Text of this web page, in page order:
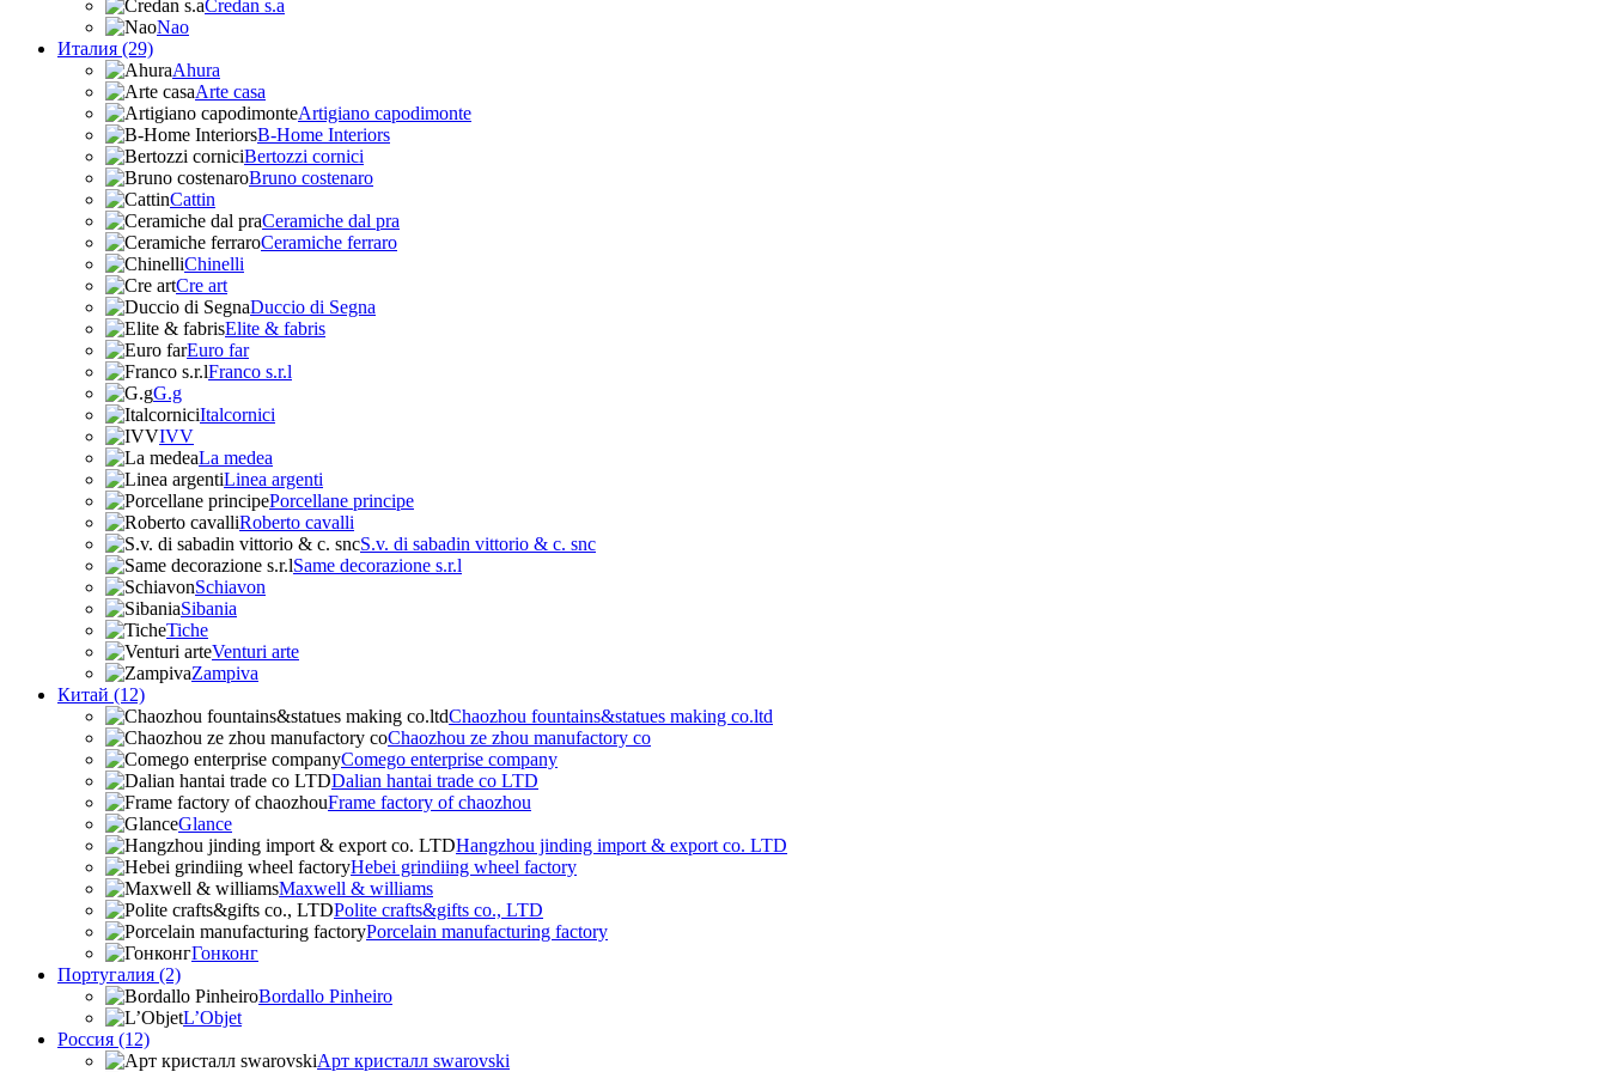
Credan s.a
Nao
Италия (29)
Ahura
Arte casa
Artigiano capodimonte
B-Home Interiors
Bertozzi cornici
Bruno costenaro
Cattin
Ceramiche dal pra
Ceramiche ferraro
Chinelli
Cre art
Duccio di Segna
Elite & fabris
Euro far
Franco s.r.l
G.g
Italcornici
IVV
La medea
Linea argenti
Porcellane principe
Roberto cavalli
S.v. di sabadin vittorio & c. snc
Same decorazione s.r.l
Schiavon
Sibania
Tiche
Venturi arte
Zampiva
Китай (12)
Chaozhou fountains&statues making co.ltd
Chaozhou ze zhou manufactory co
Comego enterprise company
Dalian hantai trade co LTD
Frame factory of chaozhou
Glance
Hangzhou jinding import & export co. LTD
Hebei grindiing wheel factory
Maxwell & williams
Polite crafts&gifts co., LTD
Porcelain manufacturing factory
Гонконг
Португалия (2)
Bordallo Pinheiro
L’Objet
Россия (12)
Арт кристалл swarovski